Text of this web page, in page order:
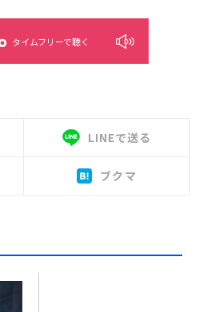
タイムフリーで聴く
LINEで送る
ブクマ